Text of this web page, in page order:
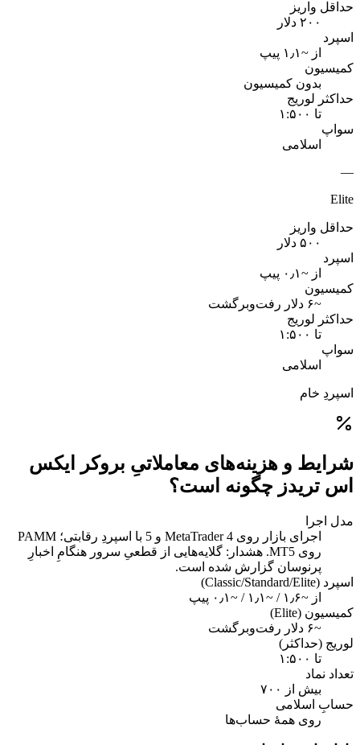
حداقل واریز
۲۰۰ دلار
اسپرد
از ~۱٫۱ پیپ
کمیسیون
بدون کمیسیون
حداکثر لوریج
تا ۱:۵۰۰
سواپ
اسلامی
—
Elite
حداقل واریز
۵۰۰ دلار
اسپرد
از ~۰٫۱ پیپ
کمیسیون
~۶ دلار رفت‌وبرگشت
حداکثر لوریج
تا ۱:۵۰۰
سواپ
اسلامی
اسپردِ خام
شرایط و هزینه‌های معاملاتیِ بروکر ایکس
اس تریدز چگونه است؟
مدل اجرا
اجرای بازار روی MetaTrader 4 و 5 با اسپردِ رقابتی؛ PAMM
روی MT5. هشدار: گلایه‌هایی از قطعیِ سرور هنگامِ اخبارِ
پرنوسان گزارش شده است.
اسپرد (Classic/Standard/Elite)
از ~۱٫۶ / ~۱٫۱ / ~۰٫۱ پیپ
کمیسیون (Elite)
~۶ دلار رفت‌وبرگشت
لوریج (حداکثر)
تا ۱:۵۰۰
تعداد نماد
بیش از ۷۰۰
حسابِ اسلامی
روی همهٔ حساب‌ها